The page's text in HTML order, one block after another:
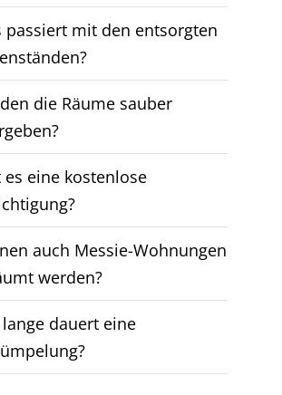
passiert mit den entsorgten
die Räume sauber
es eine kostenlose
auch Messie-Wohnungen
werden?
dauert eine